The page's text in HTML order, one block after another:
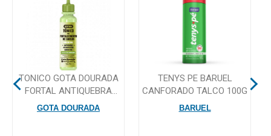
Medicamentos
Beleza
TONICO GOTA DOURADA
FORTAL ANTIQUEBRA
100ML C/RECONST
GOTA DOURADA
TENYS PE BARUEL
CANFORADO TALCO 100G
BARUEL